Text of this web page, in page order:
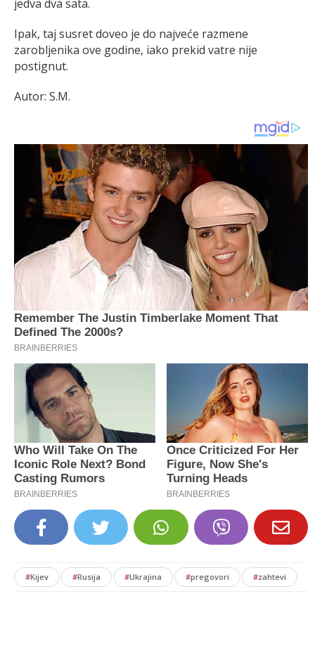
jedva dva sata.
Ipak, taj susret doveo je do najveće razmene
zarobljenika ove godine, iako prekid vatre nije
postignut.
Autor: S.M.
#Kijev #Rusija #Ukrajina #pregovori #zahtevi